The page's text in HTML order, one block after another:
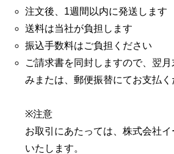
注文後、1週間以内に発送します
送料は当社が負担します
振込手数料はご負担ください
ご請求書を同封しますので、翌
みまたは、郵便振替にてお支払く
※注意
お取引にあたっては、株式会社
いたします。